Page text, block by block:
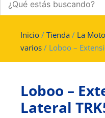
Inicio / Tienda / La Moto
varios / Loboo –
Loboo –
Lateral